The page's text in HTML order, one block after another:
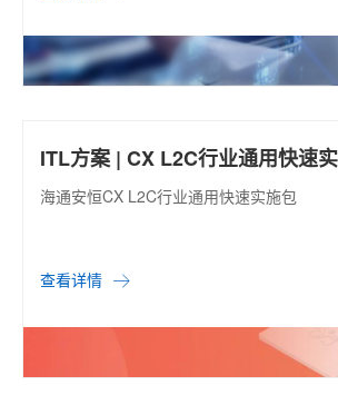
ITL方案 | CX L2C行业通用快速
海通安恒CX L2C行业通用快速实施包
查看详情